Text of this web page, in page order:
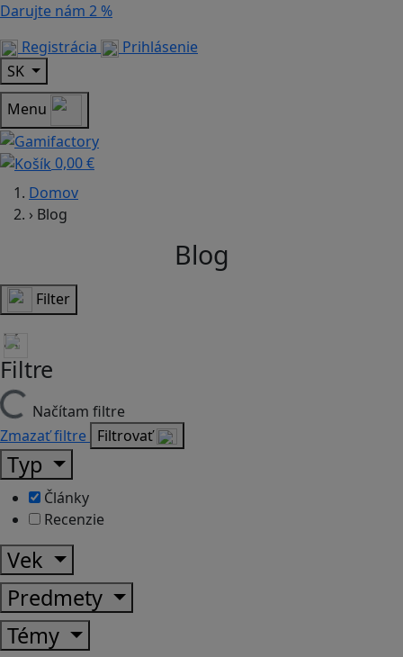
Darujte nám 2 %
Registrácia
Prihlásenie
SK
Menu
0,00 €
Domov
› Blog
Blog
Filter
Filtre
Načítam filtre
Zmazať filtre Filtrovať
Typ
Články
Recenzie
Vek
Predmety
Témy